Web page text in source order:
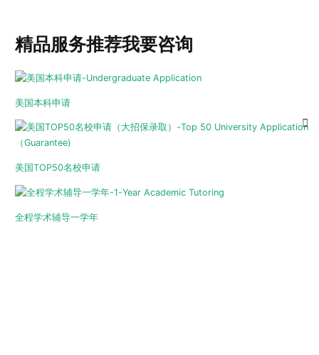
精品服务推荐我要咨询
美国本科申请
美国TOP50名校申请
全程学术辅导一学年